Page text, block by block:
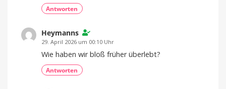
Antworten
Heymanns
29. April 2026 um 00:10 Uhr
Wie haben wir bloß früher überlebt?
Antworten